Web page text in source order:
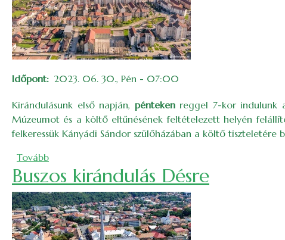
Időpont 2023. 06. 30., Pén - 07:00
Kirándulásunk első napján, péntekenreggel 7-kor indulunk
Múzeumot és a költő eltűnésének feltételezett helyén
felkeressük Kányádi Sándor szülőházában a költő
Tovább(Háromnapos autóbuszos kirándulás Csíkszeredába)
Buszos kirándulás Désre